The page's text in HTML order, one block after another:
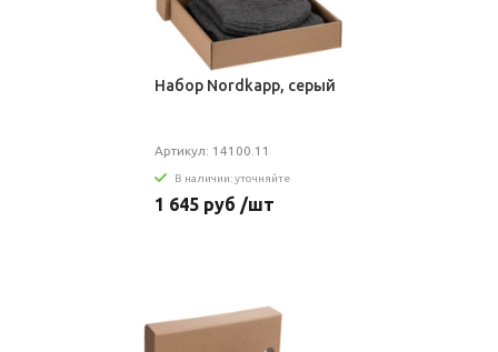
Набор Nordkapp, серый
Артикул: 14100.11
В наличии: уточняйте
1 645 руб /шт